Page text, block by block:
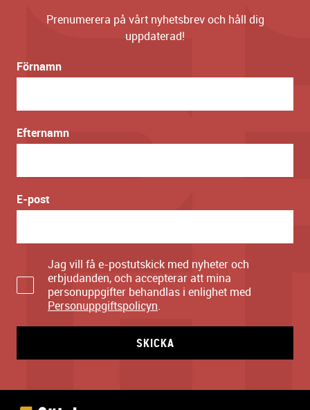
Prenumerera på vårt nyhetsbrev och håll dig
uppdaterad!
Förnamn
Efternamn
E-post
Jag vill få e-postutskick med nyheter och
erbjudanden, och accepterar att mina
personuppgifter behandlas i enlighet med
Personuppgiftspolicyn.
SKICKA